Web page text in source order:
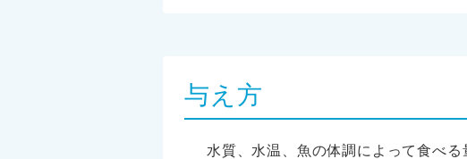
与え方
水質、水温、魚の体調によって食べる